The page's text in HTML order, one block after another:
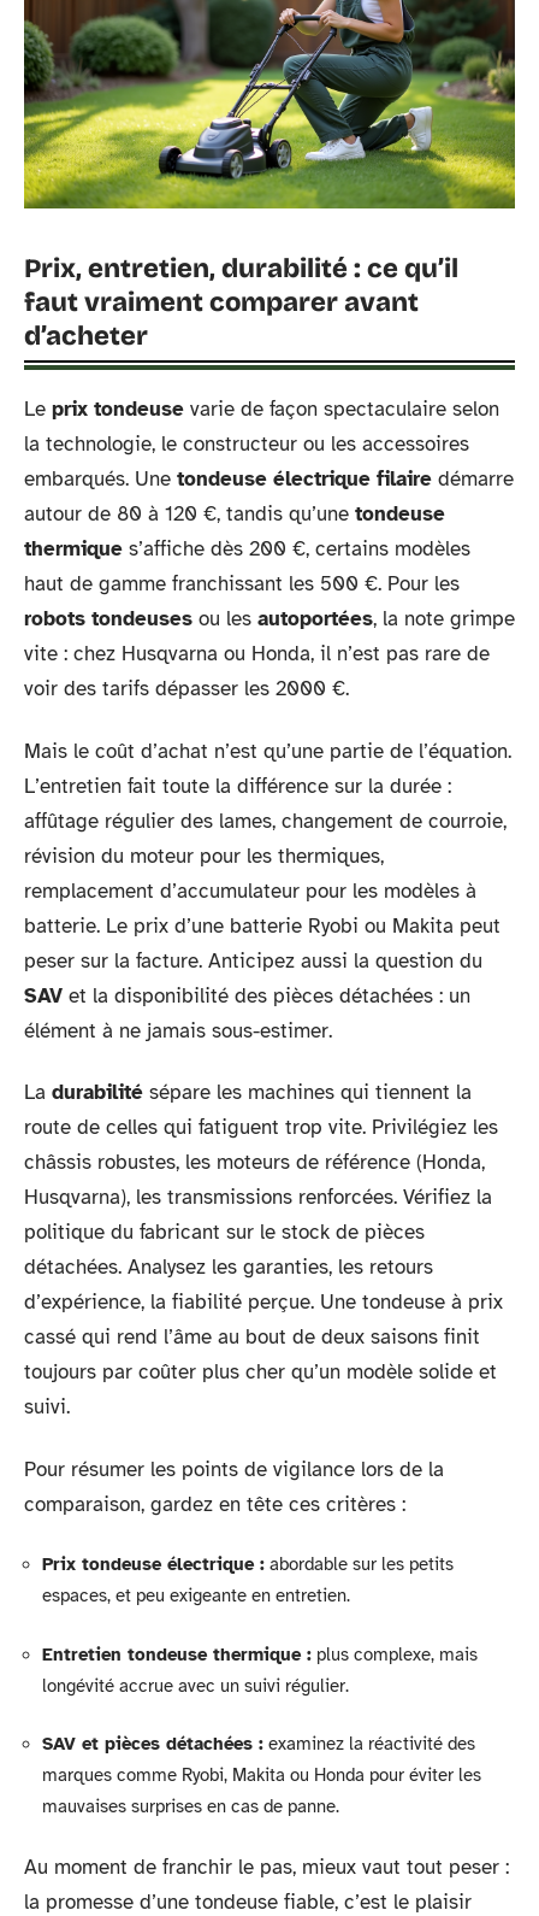
Prix, entretien, durabilité : ce qu’il
faut vraiment comparer avant
d’acheter
Le prix tondeuse varie de façon spectaculaire selon
la technologie, le constructeur ou les accessoires
embarqués. Une tondeuse électrique filaire démarre
autour de 80 à 120 €, tandis qu’une tondeuse
thermique s’affiche dès 200 €, certains modèles
haut de gamme franchissant les 500 €. Pour les
robots tondeuses ou les autoportées, la note grimpe
vite : chez Husqvarna ou Honda, il n’est pas rare de
voir des tarifs dépasser les 2000 €.
Mais le coût d’achat n’est qu’une partie de l’équation.
L’entretien fait toute la différence sur la durée :
affûtage régulier des lames, changement de courroie,
révision du moteur pour les thermiques,
remplacement d’accumulateur pour les modèles à
batterie. Le prix d’une batterie Ryobi ou Makita peut
peser sur la facture. Anticipez aussi la question du
SAV et la disponibilité des pièces détachées : un
élément à ne jamais sous-estimer.
La durabilité sépare les machines qui tiennent la
route de celles qui fatiguent trop vite. Privilégiez les
châssis robustes, les moteurs de référence (Honda,
Husqvarna), les transmissions renforcées. Vérifiez la
politique du fabricant sur le stock de pièces
détachées. Analysez les garanties, les retours
d’expérience, la fiabilité perçue. Une tondeuse à prix
cassé qui rend l’âme au bout de deux saisons finit
toujours par coûter plus cher qu’un modèle solide et
suivi.
Pour résumer les points de vigilance lors de la
comparaison, gardez en tête ces critères :
Prix tondeuse électrique : abordable sur les petits
espaces, et peu exigeante en entretien.
Entretien tondeuse thermique : plus complexe, mais
longévité accrue avec un suivi régulier.
SAV et pièces détachées : examinez la réactivité des
marques comme Ryobi, Makita ou Honda pour éviter les
mauvaises surprises en cas de panne.
Au moment de franchir le pas, mieux vaut tout peser :
la promesse d’une tondeuse fiable, c’est le plaisir